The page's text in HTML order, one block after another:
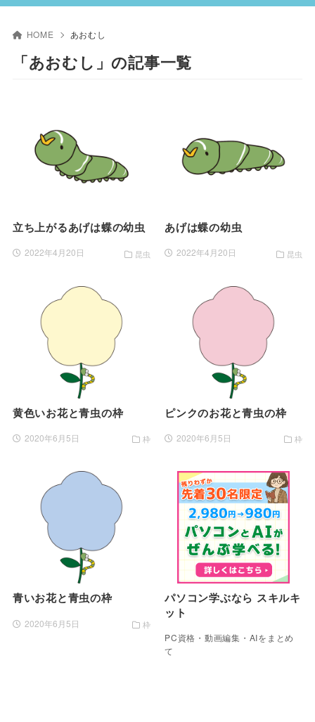
HOME あおむし
「あおむし」の記事一覧
立ち上がるあげは蝶の幼虫
2022年4月20日 昆虫
あげは蝶の幼虫
2022年4月20日 昆虫
黄色いお花と青虫の枠
2020年6月5日 枠
ピンクのお花と青虫の枠
2020年6月5日 枠
青いお花と青虫の枠
2020年6月5日 枠
パソコン学ぶなら スキルキ
ット
PC資格・動画編集・AIをまとめ
て